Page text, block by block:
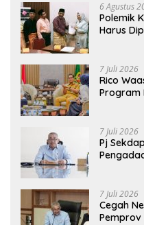
6 Agustus
Polemik
Harus
7 Juli 2026
Rico
Program
7 Juli 2026
Pj
7 Juli 2026
Cegah
Pemprov